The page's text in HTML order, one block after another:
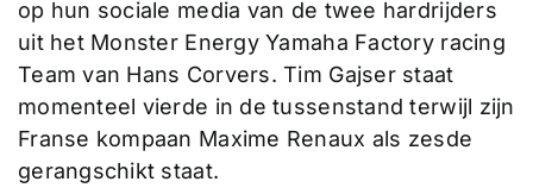
op hun sociale media van de twee hardrijders
uit het Monster Energy Yamaha Factory racing
Team van Hans Corvers. Tim Gajser staat
momenteel vierde in de tussenstand terwijl zijn
Franse kompaan Maxime Renaux als zesde
gerangschikt staat.